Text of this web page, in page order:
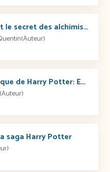
Harry Potter et le secret des alchimistes: Lumos pour un Moldu
Le monde antique de Harry Potter: Encyclopédie illustrée par Valentine Le Callet
saga Harry Potter